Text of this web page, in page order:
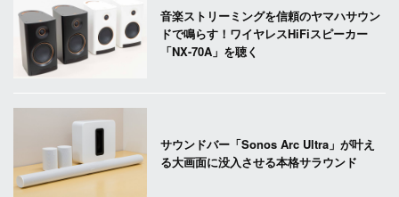
音楽ストリーミングを信頼のヤマハサウン
ドで鳴らす！ワイヤレスHiFiスピーカー
「NX-70A」を聴く
サウンドバー「Sonos Arc Ultra」が叶え
る大画面に没入させる本格サラウンド